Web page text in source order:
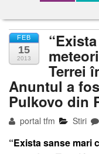
Jocuri
Horoscop
V-chat
FEB
15
2013
Terrei
Anuntul a
Pulkovo din
portal tfm Stiri
“Exista sanse mari